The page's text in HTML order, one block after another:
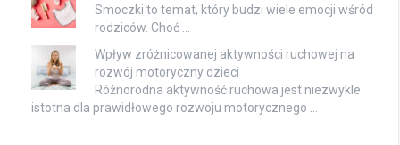
Smoczki to temat, który budzi wiele emocji wśród
rodziców. Choć …
Wpływ zróżnicowanej aktywności ruchowej na
rozwój motoryczny dzieci
Różnorodna aktywność ruchowa jest niezwykle
istotna dla prawidłowego rozwoju motorycznego …